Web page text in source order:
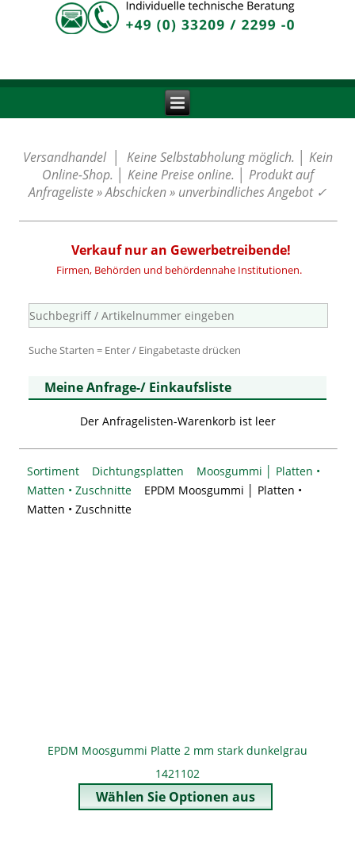
Versandhandel │ Keine Selbstabholung möglich. │ Kein
Online-Shop. │ Keine Preise online. │ Produkt auf
Anfrageliste » Abschicken » unverbindliches Angebot ✓
Verkauf nur an Gewerbetreibende!
Firmen, Behörden und behördennahe Institutionen.
Suche Starten = Enter / Eingabetaste drücken
Meine Anfrage-/ Einkaufsliste
Der Anfragelisten-Warenkorb ist leer
Sortiment Dichtungsplatten
Moosgummi │ Platten •
Matten • Zuschnitte
EPDM Moosgummi │ Platten •
Matten • Zuschnitte
EPDM Moosgummi Platte 2 mm stark dunkelgrau
1421102